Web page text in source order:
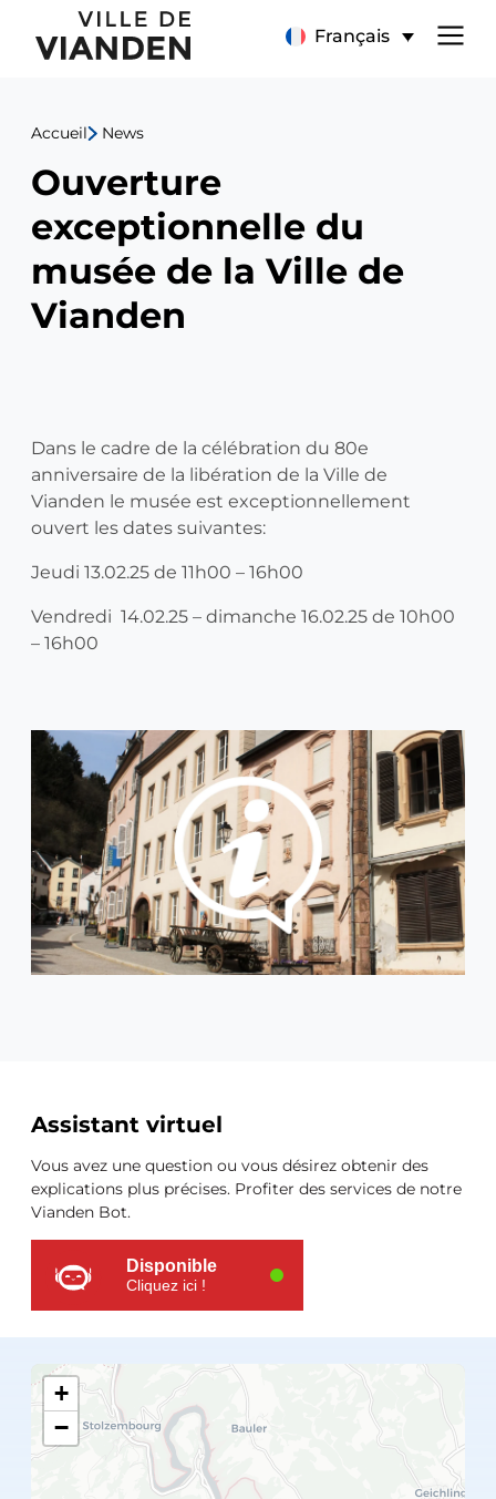
Ouverture
exceptionnelle
du
musée
de
la
Ville
Français
Menu
navigation
principal
Accueil News
Ouverture
exceptionnelle du
musée de la Ville de
Vianden
Dans le cadre de la célébration du 80e
anniversaire de la libération de la Ville de
Vianden le musée est exceptionnellement
ouvert les dates suivantes:
Jeudi 13.02.25 de 11h00 – 16h00
Vendredi 14.02.25 – dimanche 16.02.25 de 10h00
– 16h00
Ressources
supplémentaires
Assistant virtuel
Vous avez une question ou vous désirez obtenir des
explications plus précises. Profiter des services de notre
Vianden Bot.
Disponible
Cliquez ici !
+
−